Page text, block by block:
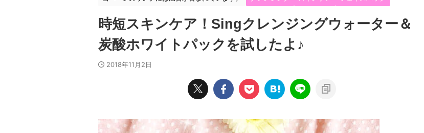
時短スキンケア！Singクレンジングウォーター＆
炭酸ホワイトパックを試したよ♪
2018年11月2日